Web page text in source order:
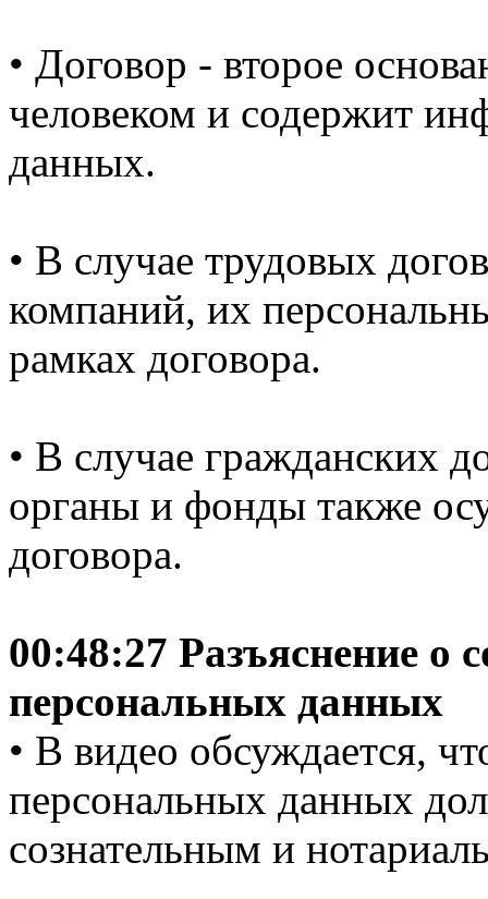
• Договор - второе
человеком и содержит
данных.
• В случае трудовых
компаний, их
рамках договора.
• В случае гражданских
органы и фонды также
договора.
00:48:27 Разъяснение о
персональных данных
• В видео обсуждается,
персональных данных
сознательным и